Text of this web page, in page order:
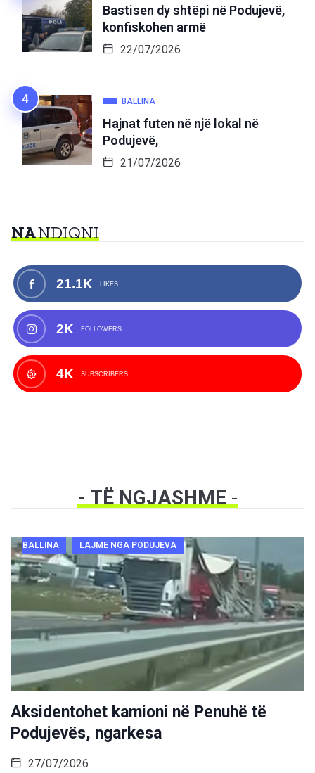
Bastisen dy shtëpi në Podujevë,
konfiskohen armë
22/07/2026
BALLINA
Hajnat futen në një lokal në
Podujevë,
21/07/2026
NANDIQNI
21.1K LIKES
2K FOLLOWERS
4K SUBSCRIBERS
- TË NGJASHME-
BALLINA LAJME NGA PODUJEVA
Aksidentohet kamioni në Penuhë të
Podujevës, ngarkesa
27/07/2026